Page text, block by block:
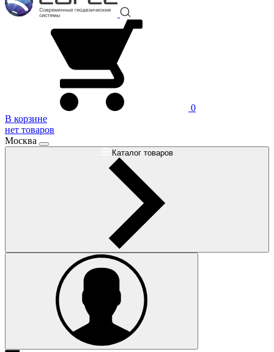
0
В корзине
нет товаров
Москва
Каталог товаров